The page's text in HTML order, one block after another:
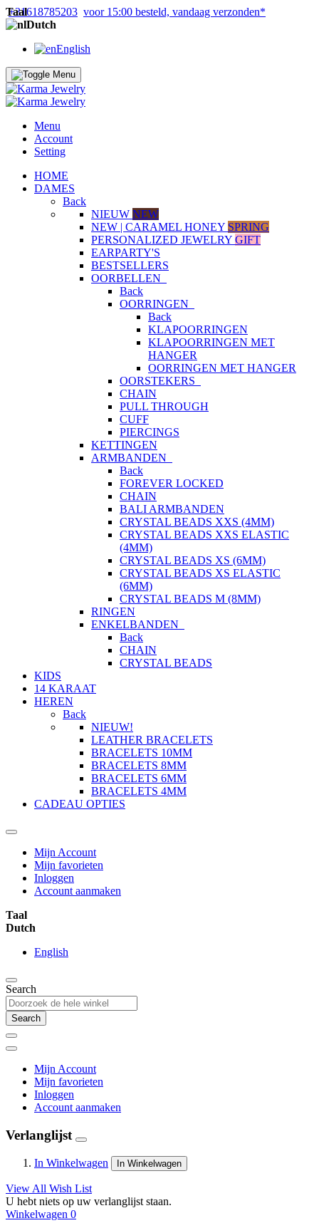
+31618785203 voor 15:00 besteld, vandaag verzonden*
Taal
Dutch
English
Menu
Account
Setting
HOME
DAMES
Back
NIEUW NEW
NEW | CARAMEL HONEY SPRING
PERSONALIZED JEWELRY GIFT
EARPARTY'S
BESTSELLERS
OORBELLEN
Back
OORRINGEN
Back
KLAPOORRINGEN
KLAPOORRINGEN MET
HANGER
OORRINGEN MET HANGER
OORSTEKERS
CHAIN
PULL THROUGH
CUFF
PIERCINGS
KETTINGEN
ARMBANDEN
Back
FOREVER LOCKED
CHAIN
BALI ARMBANDEN
CRYSTAL BEADS XXS (4MM)
CRYSTAL BEADS XXS ELASTIC
(4MM)
CRYSTAL BEADS XS (6MM)
CRYSTAL BEADS XS ELASTIC
(6MM)
CRYSTAL BEADS M (8MM)
RINGEN
ENKELBANDEN
Back
CHAIN
CRYSTAL BEADS
KIDS
14 KARAAT
HEREN
Back
NIEUW!
LEATHER BRACELETS
BRACELETS 10MM
BRACELETS 8MM
BRACELETS 6MM
BRACELETS 4MM
CADEAU OPTIES
Mijn Account
Mijn favorieten
Inloggen
Account aanmaken
Taal
Dutch
English
Search
Search
Mijn Account
Mijn favorieten
Inloggen
Account aanmaken
Verlanglijst
In Winkelwagen In Winkelwagen
View All Wish List
U hebt niets op uw verlanglijst staan.
Winkelwagen 0